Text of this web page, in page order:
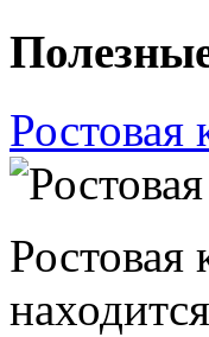
Ростовая
Ростовая